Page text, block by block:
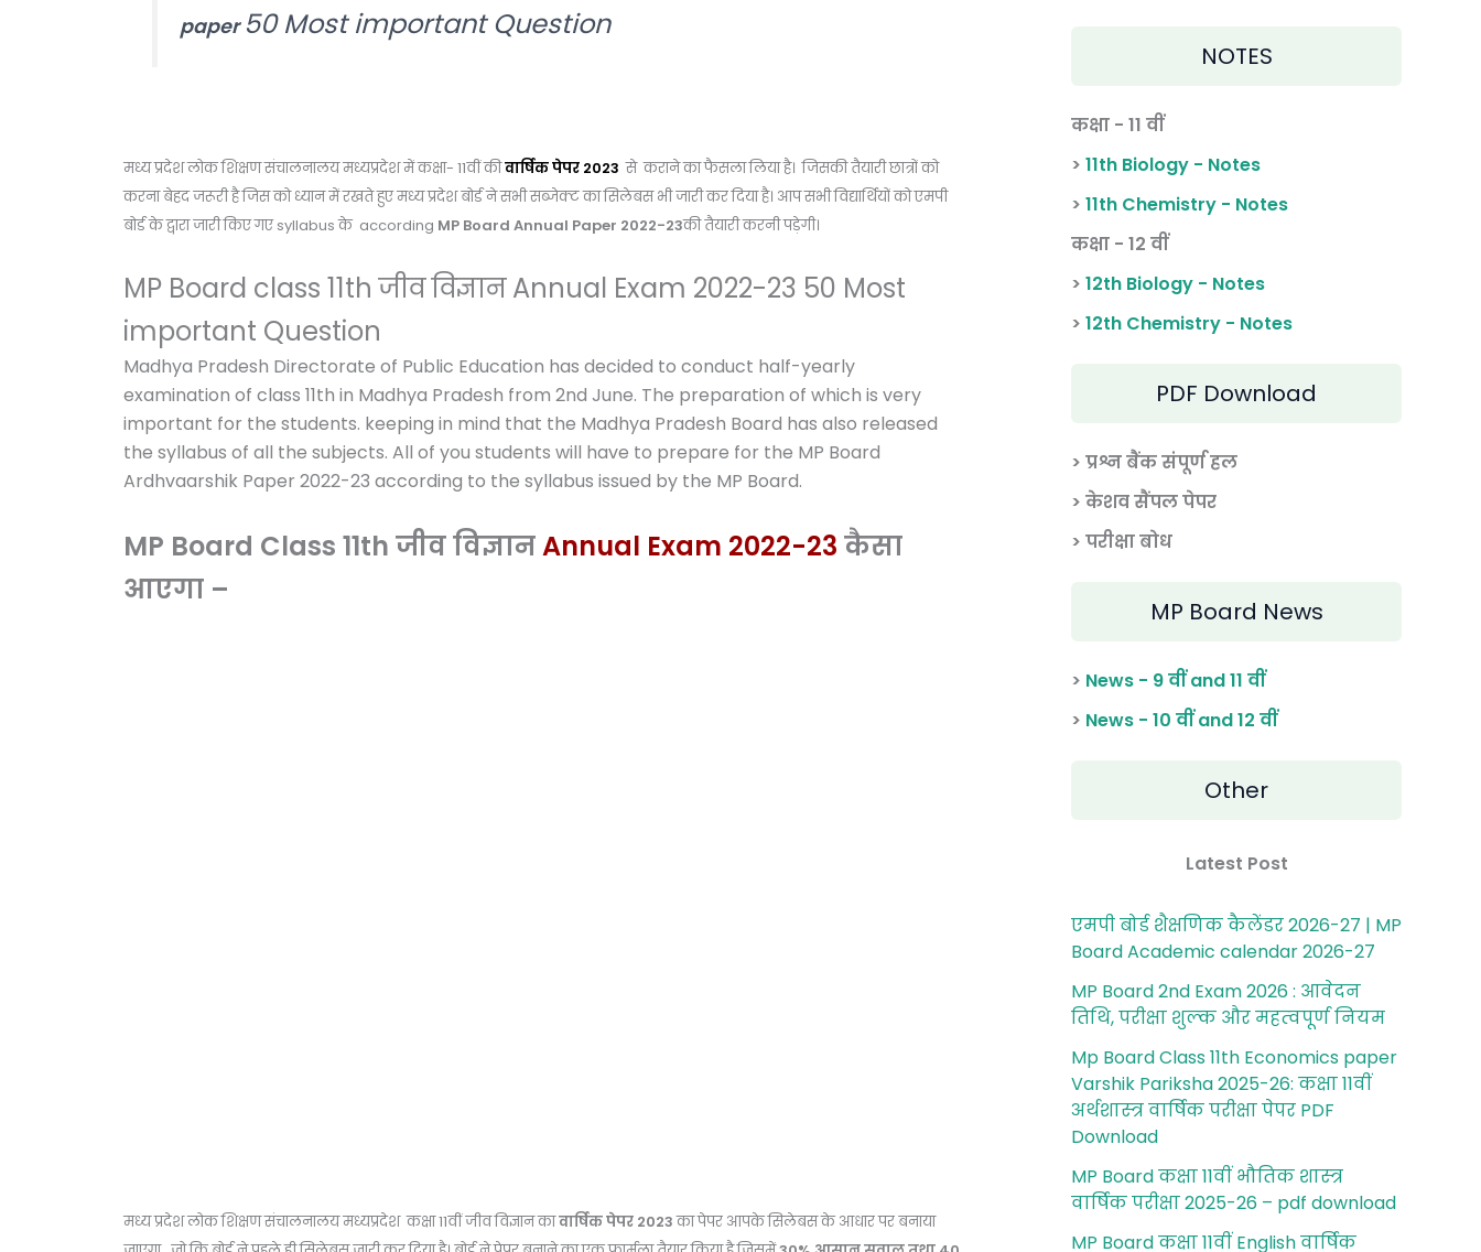
paper 50 Most important Question
मध्य प्रदेश लोक शिक्षण संचालनालय मध्यप्रदेश मेंकक्षा- 11वींकीवार्षिक पेपर 2023 से कराने का फैसला लिया है। जिसकी तैयारी छात्रों को
करना बेहद जरूरी है जिस को ध्यान में रखते हुए मध्य प्रदेश बोर्ड ने सभी सब्जेक्ट का सिलेबस भी जारी कर दिया है। आप सभी विद्यार्थियों को एमपी
बोर्ड के द्वारा जारी किए गएsyllabusके according MP Board Annual Paper 2022-23की तैयारी करनी पड़ेगी।
MP Board class 11th जीव विज्ञान Annual Exam 2022-23 50 Most
important Question
Madhya Pradesh Directorate of Public Education has decided to conduct half-yearly
examination of class 11th in Madhya Pradesh from 2nd June. The preparation of which is very
important for the students. keeping in mind that the Madhya Pradesh Board has also released
the syllabus of all the subjects. All of you students will have to prepare for the MP Board
Ardhvaarshik Paper 2022-23 according to the syllabus issued by the MP Board.
MP Board Class 11th जीव विज्ञानAnnual Exam 2022-23 कैसा
आएगा –
मध्य प्रदेश लोक शिक्षण संचालनालय मध्यप्रदेश कक्षा 11वीं जीव विज्ञान कावार्षिक पेपर 2023का पेपर आपकेसिलेबस के आधार पर बनाया
NOTES
कक्षा - 11 वीं
> 11th Biology - Notes
> 11th Chemistry - Notes
कक्षा - 12 वीं
> 12th Biology - Notes
> 12th Chemistry - Notes
PDF Download
> प्रश्न बैंक संपूर्ण हल
> केशव सैंपल पेपर
> परीक्षा बोध
MP Board News
> News - 9 वीं and 11 वीं
> News - 10 वीं and 12 वीं
Other
Latest Post
एमपी बोर्ड शैक्षणिक कैलेंडर 2026-27 | MP
Board Academic calendar 2026-27
MP Board 2nd Exam 2026 : आवेदन
तिथि, परीक्षा शुल्‍क और महत्‍वपूर्ण नियम
Mp Board Class 11th Economics paper
Varshik Pariksha 2025-26: कक्षा 11वीं
अर्थशास्‍त्र वार्षिक परीक्षा पेपर PDF
Download
MP Board कक्षा 11वीं भौतिक शास्‍त्र
वार्षिक परीक्षा 2025-26 – pdf download
MP Board कक्षा 11वीं English वार्षिक